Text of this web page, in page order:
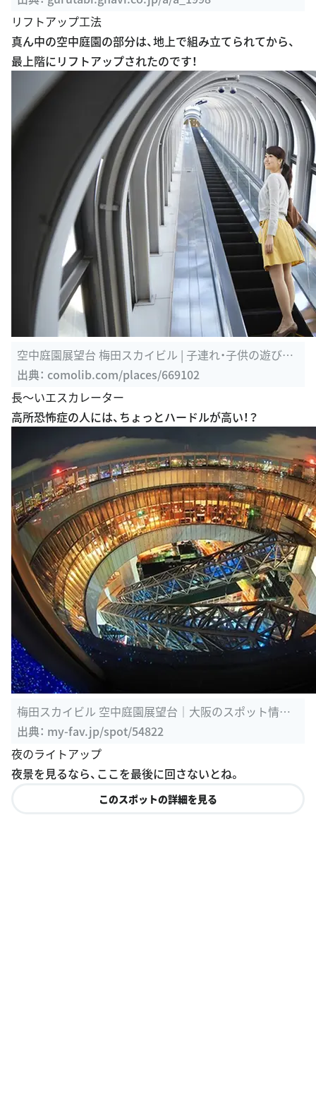
リフトアップ工法
真ん中の空中庭園の部分は、地上で組み立てられてから、
最上階にリフトアップされたのです！
空中庭園展望台 梅田スカイビル | 子連れ・子供の遊び場
探しならコモリブ
出典： comolib.com/places/669102
長〜いエスカレーター
高所恐怖症の人には、ちょっとハードルが高い！？
梅田スカイビル 空中庭園展望台｜大阪のスポット情報
【マイフェバ】
出典： my-fav.jp/spot/54822
夜のライトアップ
夜景を見るなら、ここを最後に回さないとね。
このスポットの詳細を見る